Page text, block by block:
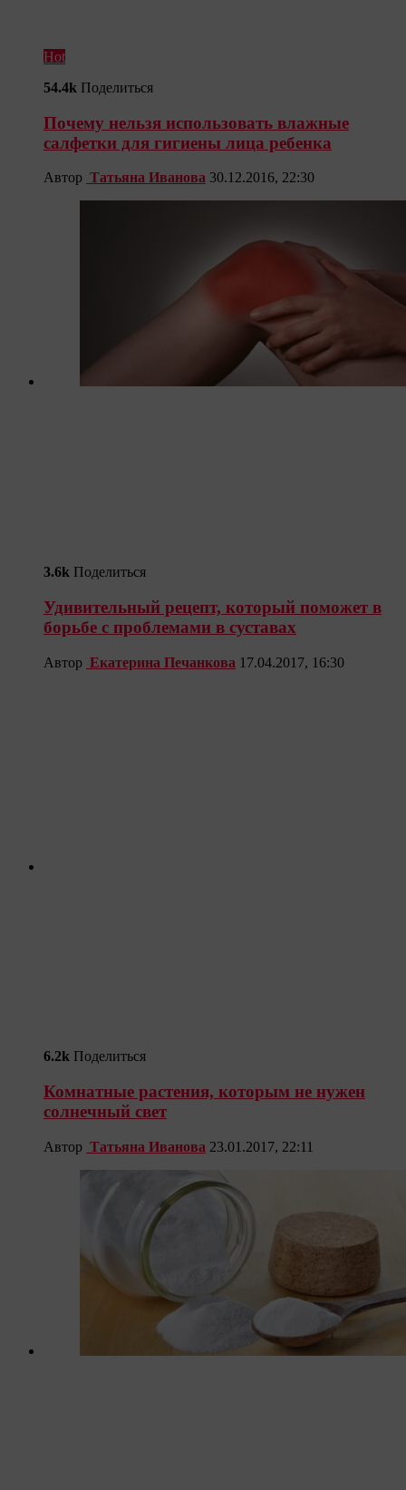
Hot
54.4k Поделиться
Почему нельзя использовать влажные
салфетки для гигиены лица ребенка
Автор Татьяна Иванова 30.12.2016, 22:30
3.6k Поделиться
Удивительный рецепт, который поможет в
борьбе с проблемами в суставах
Автор Екатерина Печанкова 17.04.2017, 16:30
6.2k Поделиться
Комнатные растения, которым не нужен
солнечный свет
Автор Татьяна Иванова 23.01.2017, 22:11